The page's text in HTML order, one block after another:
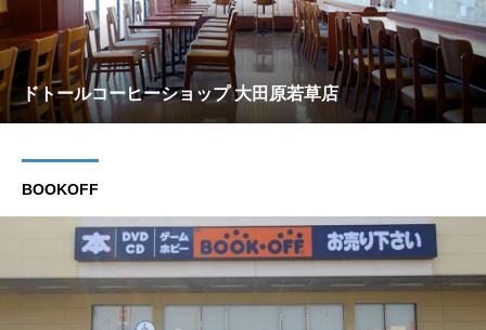
ドトールコーヒーショップ 大田原若草店
BOOKOFF